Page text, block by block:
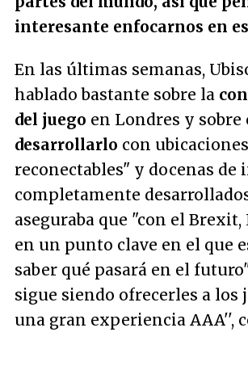
interesante enfocarnos en
En las últimas semanas,
hablado bastante sobre la
del juego en Londres y sobre
desarrollarlo con
reconectables" y docenas de
completamente
aseguraba que "con el Brexit,
en un punto clave en el que
saber qué pasará en el
sigue siendo ofrecerles a los
una gran experiencia AAA'',